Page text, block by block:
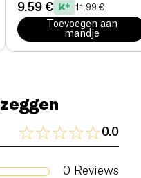
9.59 € 11.99 €
Toevoegen aan
mandje
0.0
0 Reviews